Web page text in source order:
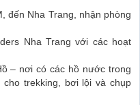
đến Nha Trang, nhận phòng
Nha Trang với các hoạt
– nơi có các hồ nước trong
trekking, bơi lội và chụp